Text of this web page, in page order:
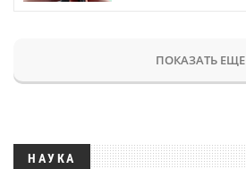
ПОКАЗАТЬ ЕЩЕ
НАУКА